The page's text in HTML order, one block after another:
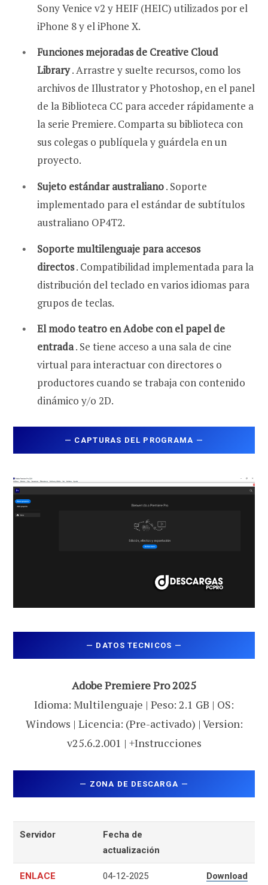
Sony Venice v2 y HEIF (HEIC) utilizados por el
iPhone 8 y el iPhone X.
Funciones mejoradas de Creative Cloud
Library. Arrastre y suelte recursos, como los
archivos de Illustrator y Photoshop, en el panel
de la Biblioteca CC para acceder rápidamente a
la serie Premiere. Comparta su biblioteca con
sus colegas o publíquela y guárdela en un
proyecto.
Sujeto estándar australiano. Soporte
implementado para el estándar de subtítulos
australiano OP4T2.
Soporte multilenguaje para accesos
directos. Compatibilidad implementada para la
distribución del teclado en varios idiomas para
grupos de teclas.
El modo teatro en Adobe con el papel de
entrada. Se tiene acceso a una sala de cine
virtual para interactuar con directores o
productores cuando se trabaja con contenido
dinámico y/o 2D.
— CAPTURAS DEL PROGRAMA —
— DATOS TECNICOS —
Adobe Premiere Pro 2025
Idioma: Multilenguaje | Peso: 2.1 GB | OS:
Windows | Licencia: (Pre-activado) | Version:
v25.6.2.001 | +Instrucciones
— ZONA DE DESCARGA —
Servidor
Fecha de
actualización
ENLACE
04-12-2025 Download